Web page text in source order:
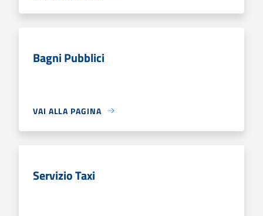
Bagni Pubblici
VAI ALLA PAGINA
Servizio Taxi